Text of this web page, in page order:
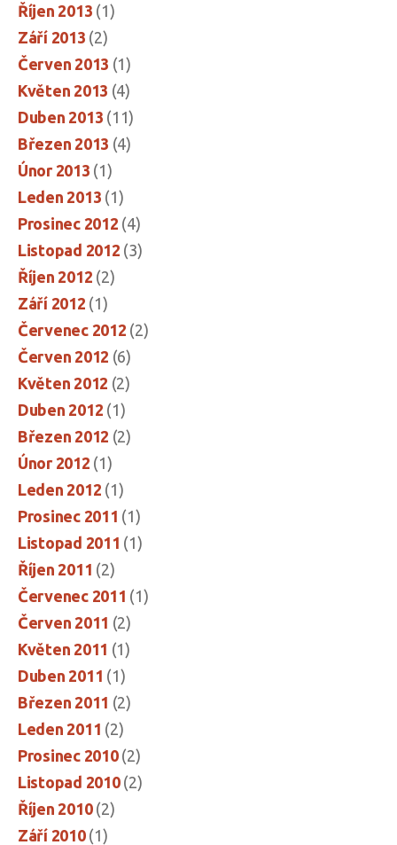
Říjen 2013 (1)
Září 2013 (2)
Červen 2013 (1)
Květen 2013 (4)
Duben 2013 (11)
Březen 2013 (4)
Únor 2013 (1)
Leden 2013 (1)
Prosinec 2012 (4)
Listopad 2012 (3)
Říjen 2012 (2)
Září 2012 (1)
Červenec 2012 (2)
Červen 2012 (6)
Květen 2012 (2)
Duben 2012 (1)
Březen 2012 (2)
Únor 2012 (1)
Leden 2012 (1)
Prosinec 2011 (1)
Listopad 2011 (1)
Říjen 2011 (2)
Červenec 2011 (1)
Červen 2011 (2)
Květen 2011 (1)
Duben 2011 (1)
Březen 2011 (2)
Leden 2011 (2)
Prosinec 2010(2)
Listopad 2010(2)
Říjen 2010(2)
Září 2010(1)